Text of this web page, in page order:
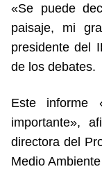
«Se puede
paisaje, mi
presidente del
de los debates.
Este informe
importante»,
directora del
Medio